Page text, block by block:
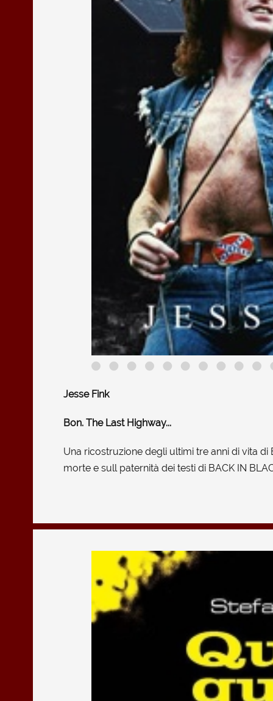
Jesse Fink
Bon. The Last Highway...
Una ricostruzione degli ultimi tre anni di vita
morte e sull paternità dei testi di BACK IN